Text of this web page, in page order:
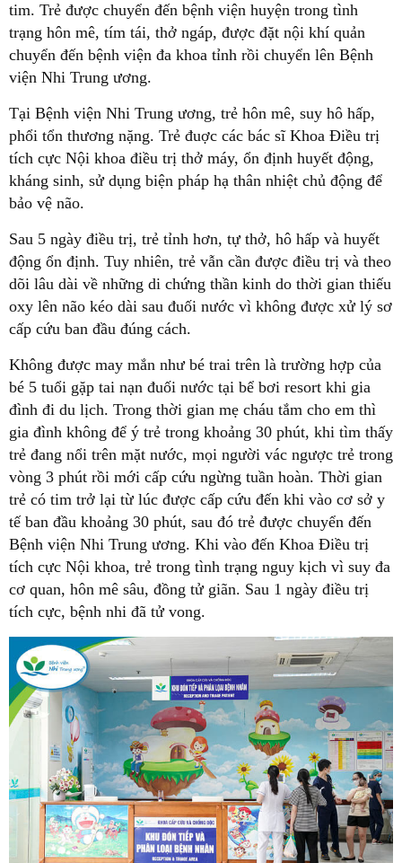
tim. Trẻ được chuyển đến bệnh viện huyện trong tình
trạng hôn mê, tím tái, thở ngáp, được đặt nội khí quản
chuyển đến bệnh viện đa khoa tỉnh rồi chuyển lên Bệnh
viện Nhi Trung ương.
Tại Bệnh viện Nhi Trung ương, trẻ hôn mê, suy hô hấp,
phổi tổn thương nặng. Trẻ đuợc các bác sĩ Khoa Điều trị
tích cực Nội khoa điều trị thở máy, ổn định huyết động,
kháng sinh, sử dụng biện pháp hạ thân nhiệt chủ động để
bảo vệ não.
Sau 5 ngày điều trị, trẻ tỉnh hơn, tự thở, hô hấp và huyết
động ổn định. Tuy nhiên, trẻ vẫn cần được điều trị và theo
dõi lâu dài về những di chứng thần kinh do thời gian thiếu
oxy lên não kéo dài sau đuối nước vì không được xử lý sơ
cấp cứu ban đầu đúng cách.
Không được may mắn như bé trai trên là trường hợp của
bé 5 tuổi gặp tai nạn đuối nước tại bể bơi resort khi gia
đình đi du lịch. Trong thời gian mẹ cháu tắm cho em thì
gia đình không để ý trẻ trong khoảng 30 phút, khi tìm thấy
trẻ đang nổi trên mặt nước, mọi người vác ngược trẻ trong
vòng 3 phút rồi mới cấp cứu ngừng tuần hoàn. Thời gian
trẻ có tim trở lại từ lúc được cấp cứu đến khi vào cơ sở y
tế ban đầu khoảng 30 phút, sau đó trẻ được chuyển đến
Bệnh viện Nhi Trung ương. Khi vào đến Khoa Điều trị
tích cực Nội khoa, trẻ trong tình trạng nguy kịch vì suy đa
cơ quan, hôn mê sâu, đồng tử giãn. Sau 1 ngày điều trị
tích cực, bệnh nhi đã tử vong.